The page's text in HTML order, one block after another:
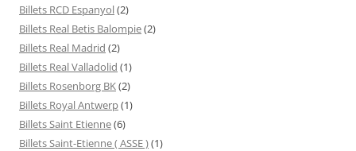
Billets RCD Espanyol(2)
Billets Real Betis Balompie(2)
Billets Real Madrid (2)
Billets Real Valladolid (1)
Billets Rosenborg BK(2)
Billets Royal Antwerp(1)
Billets Saint Etienne(6)
Billets Saint-Etienne ( ASSE )(1)